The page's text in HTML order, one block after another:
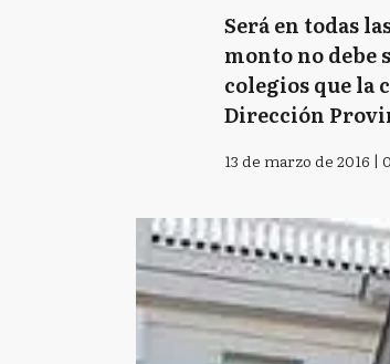
Será en todas
monto no debe
colegios que la
Dirección
13 de marzo de 2016 |